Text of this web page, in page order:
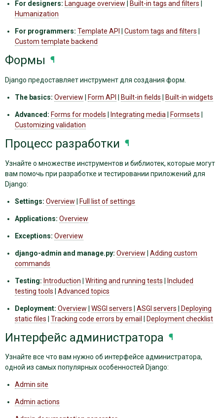
For designers: Language overview Built-in tags and filters
Humanization
For programmers: Template API Custom tags and filters
Custom template backend
Формы ¶
Django предоставляет инструмент для создания форм.
The basics: Overview Form API Built-in fields Built-in widgets
Advanced: Forms for models Integrating media Formsets
Customizing validation
Процесс разработки ¶
Узнайте о множестве инструментов и библиотек, которые могут
вам помочь при разработке и тестировании приложений для
Django:
Settings: Overview Full list of settings
Applications: Overview
Exceptions: Overview
django-admin and manage.py: Overview
Adding custom
commands
Testing: Introduction Writing and running tests
Included
testing tools
Advanced topics
Deployment: Overview WSGI servers ASGI servers
Deploying
static files
Tracking code errors by email Deployment checklist
Интерфейс администратора ¶
Узнайте все что вам нужно об интерфейсе администратора,
одной из самых популярных особенностей Django:
Admin site
Admin actions